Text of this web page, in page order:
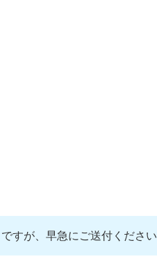
すが、早急にご送付ください